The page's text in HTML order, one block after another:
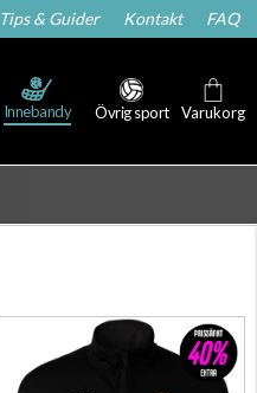
Tips & Guider Kontakt FAQ
Innebandy Övrig sport Varukorg